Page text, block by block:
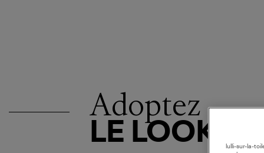
Adoptez
LE LOOK
lulli-sur-la-